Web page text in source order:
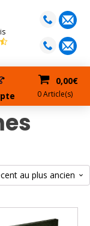
0,00€
0 Article(s)